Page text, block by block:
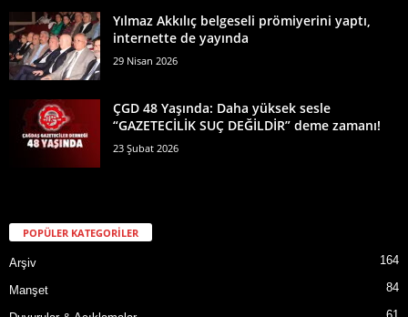
Yılmaz Akkılıç belgeseli prömiyerini yaptı,
internette de yayında
29 Nisan 2026
ÇGD 48 Yaşında: Daha yüksek sesle
“GAZETECİLİK SUÇ DEĞİLDİR” deme zamanı!
23 Şubat 2026
POPÜLER KATEGORİLER
Arşiv 164
Manşet 84